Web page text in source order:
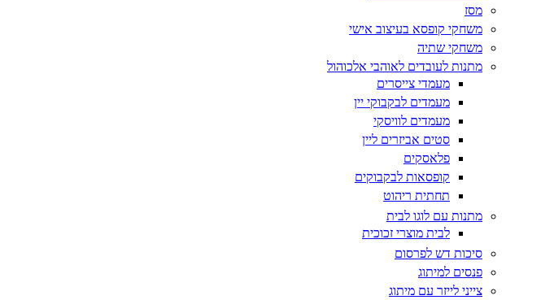
מסז
משחקי קופסא בעיצוב אישי
משחקי שתיה
מתנות לעובדים לאוהבי אלכוהול
מעמדי צייסרים
מעמדים לבקבוקי יין
מעמדים לוויסקי
סטים אביזרים ליין
פלאסקים
קופסאות לבקבוקים
תחתית ריהוט
מתנות עם לוגו לבית
לבית מוצרי זכוכית
סיכות דש לפרסום
פנסים למיתוג
צייני לייזר עם מיתוג